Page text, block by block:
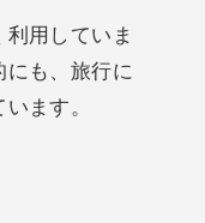
用していま
にも、旅行に
ます。